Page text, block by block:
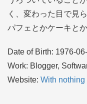
く、変わった目で見
パフェとかケーキと
Date of Birth: 1976-
Work: Blogger,
Website: With nothing